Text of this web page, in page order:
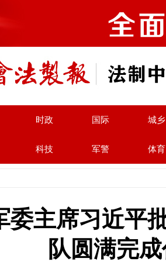
时政 国际 城乡
科技 军警 体育
委主席习近平
队圆满完